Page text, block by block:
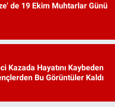
de 19 Ekim Muhtarlar Günü
Kazada Hayatını Kaybeden
Bu Görüntüler Kaldı